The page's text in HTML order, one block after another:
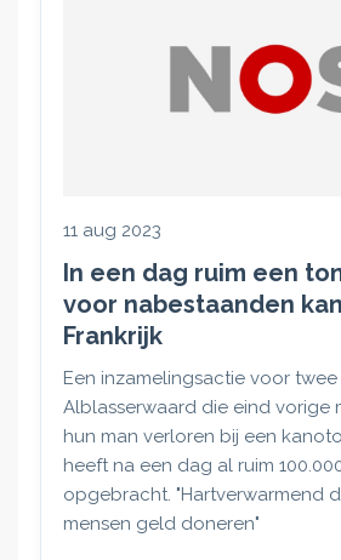
11 aug 2023
In een dag ruim een
voor nabestaanden
Frankrijk
Een inzamelingsactie voor
Alblasserwaard die eind vorige
hun man verloren bij een
heeft na een dag al ruim
opgebracht. "Hartverwarmend
mensen geld doneren"